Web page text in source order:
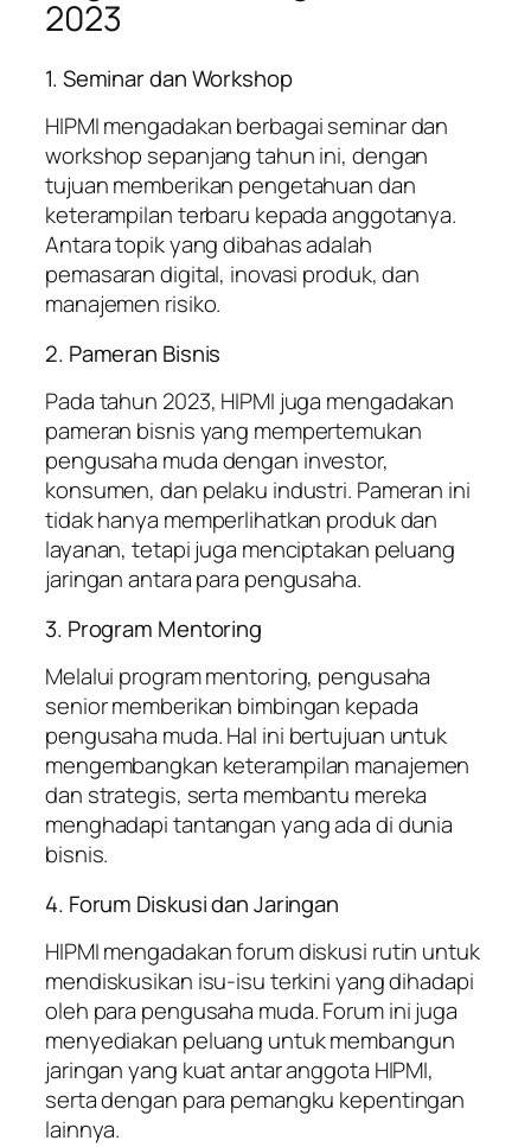
2023
1. Seminar dan Workshop
HIPMI mengadakan berbagai seminar dan
workshop sepanjang tahun ini, dengan
tujuan memberikan pengetahuan dan
keterampilan terbaru kepada anggotanya.
Antara topik yang dibahas adalah
pemasaran digital, inovasi produk, dan
manajemen risiko.
2. Pameran Bisnis
Pada tahun 2023, HIPMI juga mengadakan
pameran bisnis yang mempertemukan
pengusaha muda dengan investor,
konsumen, dan pelaku industri. Pameran ini
tidak hanya memperlihatkan produk dan
layanan, tetapi juga menciptakan peluang
jaringan antara para pengusaha.
3. Program Mentoring
Melalui program mentoring, pengusaha
senior memberikan bimbingan kepada
pengusaha muda. Hal ini bertujuan untuk
mengembangkan keterampilan manajemen
dan strategis, serta membantu mereka
menghadapi tantangan yang ada di dunia
bisnis.
4. Forum Diskusi dan Jaringan
HIPMI mengadakan forum diskusi rutin untuk
mendiskusikan isu-isu terkini yang dihadapi
oleh para pengusaha muda. Forum ini juga
menyediakan peluang untuk membangun
jaringan yang kuat antar anggota HIPMI,
serta dengan para pemangku kepentingan
lainnya.